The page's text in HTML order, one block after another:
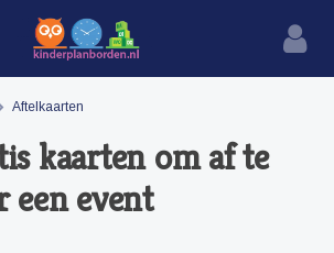
Aftelkaarten
kaarten om af te
een event